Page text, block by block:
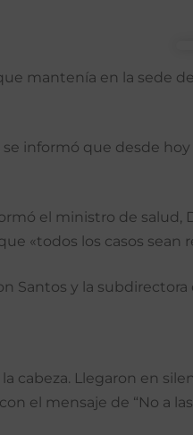
mantenía en la sede
informó que desde
el ministro de salud,
«todos los casos sean
y la subdirectora
cabeza. Llegaron en
el mensaje de “No a